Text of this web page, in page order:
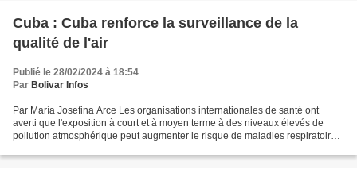
Cuba : Cuba renforce la surveillance de la
qualité de l'air
Publié le 28/02/2024 à 18:54
Par Bolivar Infos
Par María Josefina Arce Les organisations internationales de santé ont
averti que l'exposition à court et à moyen terme à des niveaux élevés de
pollution atmosphérique peut augmenter le risque de maladies respiratoires,